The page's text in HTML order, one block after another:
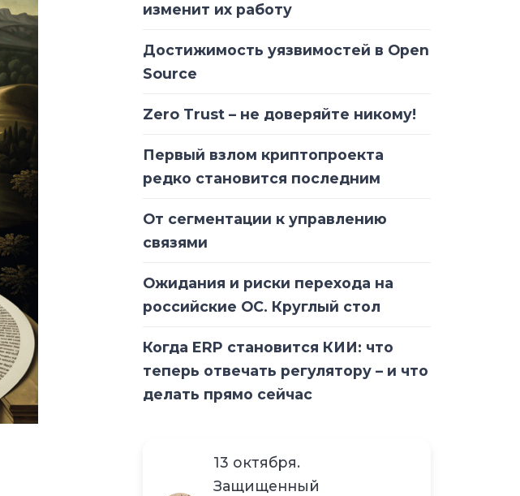
изменит их работу
Достижимость уязвимостей в Open
Source
Zero Trust – не доверяйте никому!
Первый взлом криптопроекта
редко становится последним
От сегментации к управлению
связями
Ожидания и риски перехода на
российские ОС. Круглый стол
Когда ERP становится КИИ: что
теперь отвечать регулятору – и что
делать прямо сейчас
13 октября.
Защищенный